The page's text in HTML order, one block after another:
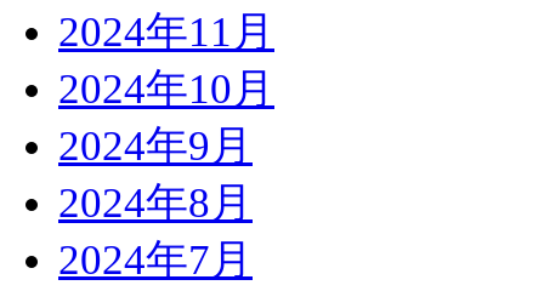
2024年11月
2024年10月
2024年9月
2024年8月
2024年7月